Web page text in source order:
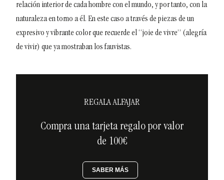
relación interior de cada hombre con el mundo, y por tanto, con la
naturaleza en torno a él. En este caso a través de piezas de un
expresivo y vibrante color que recuerde el “joie de vivre” (alegría
de vivir) que ya mostraban los fauvistas.
REGALA ALFAJAR
Compra una tarjeta regalo por valor
de 100€
SABER MÁS